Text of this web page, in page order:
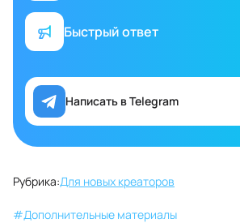
Быстрый ответ
Написать в Telegram
Рубрика:Для новых креаторов
#Дополнительные материалы